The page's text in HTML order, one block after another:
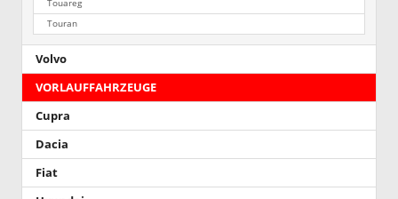
Touareg
Touran
Volvo
VORLAUFFAHRZEUGE
Cupra
Dacia
Fiat